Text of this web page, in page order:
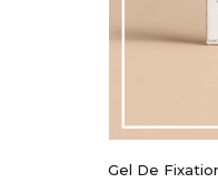
Gel De